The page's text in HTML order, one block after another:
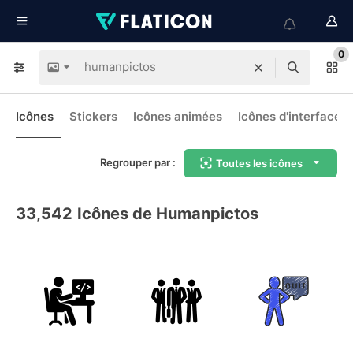
0
Icônes Stickers Icônes animées Icônes d'interface
Regrouper par : Toutes les icônes
33,542 Icônes de Humanpictos